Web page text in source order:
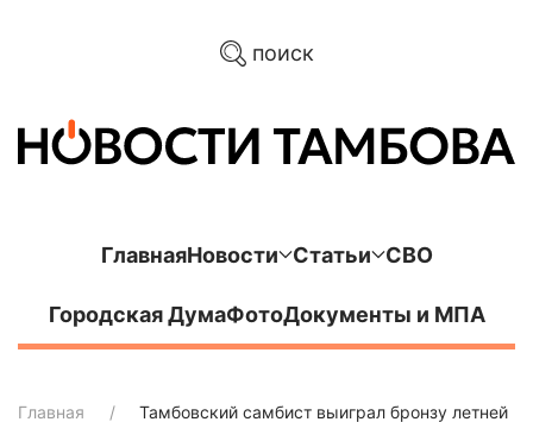
поиск
ГлавнаяНовости Статьи СВО
Городская ДумаФотоДокументы и МПА
Главная
Тамбовский самбист выиграл бронзу летней